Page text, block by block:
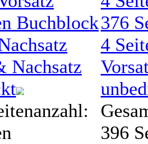
Buchblock
Nachsatz
376
4
396